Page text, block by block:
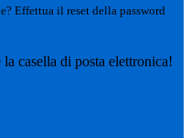
Effettua il reset della password
casella di posta elettronica!